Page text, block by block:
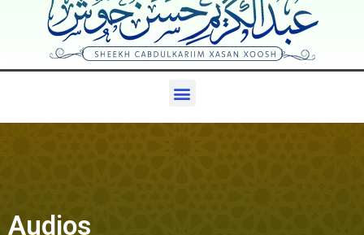
Audios